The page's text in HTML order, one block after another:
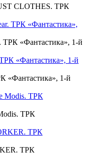
CLOTHES. ТРК
ТРК «Фантастика», 1-й
«Фантастика», 1-й
ТРК
ТРК